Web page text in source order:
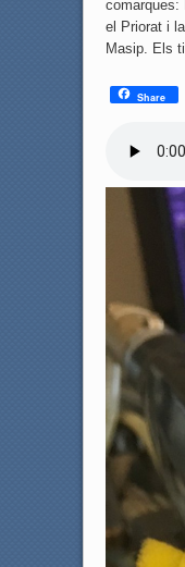
comarques:
el Priorat i
Masip. Els
Share